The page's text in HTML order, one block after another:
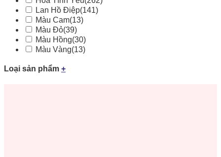
Lan Hồ Điệp(141)
Màu Cam(13)
Màu Đỏ(39)
Màu Hồng(30)
Màu Vàng(13)
Loại sản phẩm +